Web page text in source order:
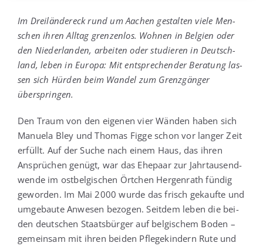
Im Drei­län­der­eck rund um Aachen gestal­ten vie­le Men­
schen ihren All­tag gren­zen­los. Woh­nen in Bel­gi­en oder
den Nie­der­lan­den, arbei­ten oder stu­die­ren in Deutsch­
land, leben in Euro­pa: Mit ent­spre­chen­der Bera­tung las­
sen sich Hür­den beim Wan­del zum Grenz­gän­ger
überspringen.
Den Traum von den eige­nen vier Wän­den haben sich
Manue­la Bley und Tho­mas Fig­ge schon vor lan­ger Zeit
erfüllt. Auf der Suche nach einem Haus, das ihren
Ansprü­chen genügt, war das Ehe­paar zur Jahr­tau­send­
wen­de im ost­bel­gi­schen Ört­chen Her­gen­rath fün­dig
gewor­den. Im Mai 2000 wur­de das frisch gekauf­te und
umge­bau­te Anwe­sen bezo­gen. Seit­dem leben die bei­
den deut­schen Staats­bür­ger auf bel­gi­schem Boden –
gemein­sam mit ihren bei­den Pfle­ge­kin­dern Rute und